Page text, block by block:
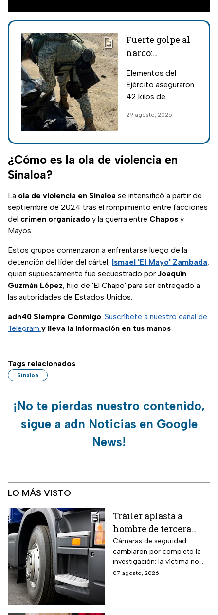
Fuerte golpe al
narco:
drogas con
valor de 349.5
pesos en
Elementos del
Ejército aseguraron
42 kilos de
21 kilos de cocaína y
en pastillas.
29 agosto, 2025
¿Cómo es la ola de violencia en
Sinaloa?
La ola de violencia en Sinaloa se intensificó a partir de
septiembre de 2024 tras el rompimiento entre facciones
del crimen organizado y la guerra entre Chapos y
Mayos.
Estos grupos comenzaron a enfrentarse luego de la
detención del líder del cártel, Ismael 'El Mayo' Zambada,
quien supuestamente fue secuestrado por Joaquín
Guzmán López, hijo de 'El Chapo' para ser entregado a
las autoridades de Estados Unidos.
adn40 Siempre Conmigo. Suscríbete a nuestro canal de
Telegram y lleva la información en tus manos
Tags relacionados
Sinaloa
¡No te pierdas nuestro contenido,
sigue a adn Noticias en Google
News!
LO MÁS VISTO
Tráiler aplasta a
hombre de tercera
edad: el culpable sigue
prófugo: VIDEO
Cámaras de seguridad
cambiaron por completo la
investigación: la víctima no
intentaba cruzar la avenida
07 agosto, 2026